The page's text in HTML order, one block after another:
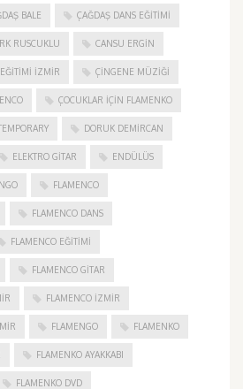
BALE ÇAĞDAŞ DANS EĞITIMI
RUSCUKLU CANSU ERGIN
İZMIR ÇINGENE MÜZIĞI
ÇOCUKLAR IÇIN FLAMENKO
DORUK DEMIRCAN
ELEKTRO GITAR ENDÜLÜS
FLAMENCO
FLAMENCO DANS
FLAMENCO EĞITIMI
FLAMENCO GITAR
FLAMENCO IZMIR
FLAMENGO FLAMENKO
FLAMENKO AYAKKABI
FLAMENKO DVD